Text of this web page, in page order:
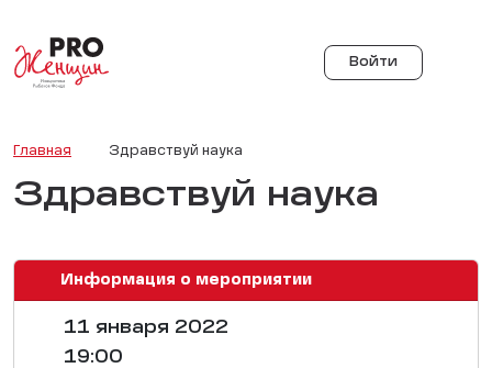
Войти
Главная Здравствуй наука
Здравствуй наука
Информация о мероприятии
11 января 2022
19:00